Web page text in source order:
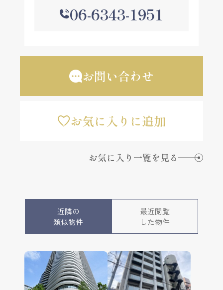
06-6343-1951
お問い合わせ
お気に入りに追加
お気に入り一覧を見る
近隣の
類似物件
最近閲覧
した物件